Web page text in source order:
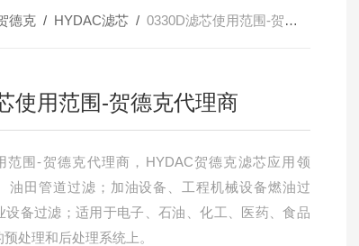
德克/ HYDAC滤芯/ 0330D滤芯使用范围-贺德克代理商
使用范围-贺德克代理商
范围-贺德克代理商，HYDAC贺德克滤芯应用领
油田管道过滤；加油设备、工程机械设备燃油过
设备过滤；适用于电子、石油、化工、医药、食品
处理和后处理系统上。